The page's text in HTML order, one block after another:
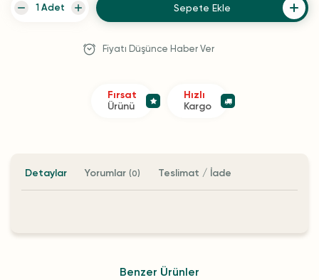
Sepete Ekle
Fiyatı Düşünce Haber Ver
Fırsat
Ürünü
Hızlı
Kargo
Detaylar Yorumlar (0) Teslimat / İade
Benzer Ürünler